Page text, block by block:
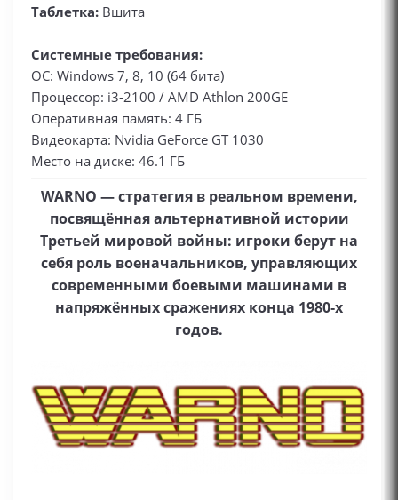
Таблетка: Вшита
Системные требования:
ОС: Windows 7, 8, 10 (64 бита)
Процессор: i3-2100 / AMD Athlon 200GE
Оперативная память: 4 ГБ
Видеокарта: Nvidia GeForce GT 1030
Место на диске: 46.1 ГБ
WARNO — стратегия в реальном времени,
посвящённая альтернативной истории
Третьей мировой войны: игроки берут на
себя роль военачальников, управляющих
современными боевыми машинами в
напряжённых сражениях конца 1980‑х
годов.